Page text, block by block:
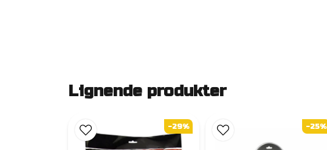
Lignende produkter
-29% -25%